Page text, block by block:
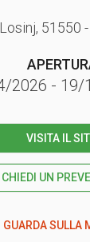
, 51550
2026 - 19/
VISITA IL
CHIEDI UN
GUARDA SULLA